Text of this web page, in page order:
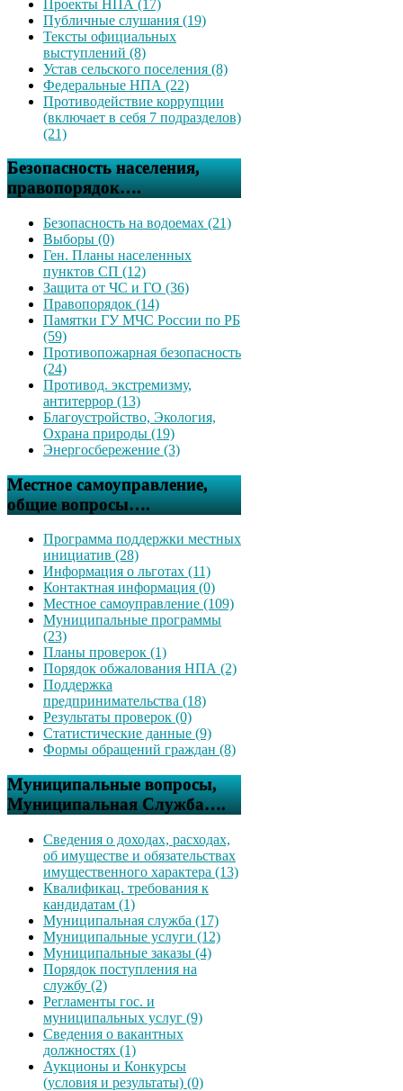
Проекты НПА (17)
Публичные слушания (19)
Тексты официальных
выступлений (8)
Устав сельского поселения (8)
Федеральные НПА (22)
Противодействие коррупции
(включает в себя 7 подразделов)
(21)
Безопасность населения,
правопорядок….
Безопасность на водоемах (21)
Выборы (0)
Ген. Планы населенных
пунктов СП (12)
Защита от ЧС и ГО (36)
Правопорядок (14)
Памятки ГУ МЧС России по РБ
(59)
Противопожарная безопасность
(24)
Противод. экстремизму,
антитеррор (13)
Благоустройство, Экология,
Охрана природы (19)
Энергосбережение (3)
Местное самоуправление,
общие вопросы….
Программа поддержки местных
инициатив (28)
Информация о льготах (11)
Контактная информация (0)
Местное самоуправление (109)
Муниципальные программы
(23)
Планы проверок (1)
Порядок обжалования НПА (2)
Поддержка
предпринимательства (18)
Результаты проверок (0)
Статистические данные (9)
Формы обращений граждан (8)
Муниципальные вопросы,
Муниципальная Служба….
Сведения о доходах, расходах,
об имуществе и обязательствах
имущественного характера (13)
Квалификац. требования к
кандидатам (1)
Муниципальная служба (17)
Муниципальные услуги (12)
Муниципальные заказы (4)
Порядок поступления на
службу (2)
Регламенты гос. и
муниципальных услуг (9)
Сведения о вакантных
должностях (1)
Аукционы и Конкурсы
(условия и результаты) (0)